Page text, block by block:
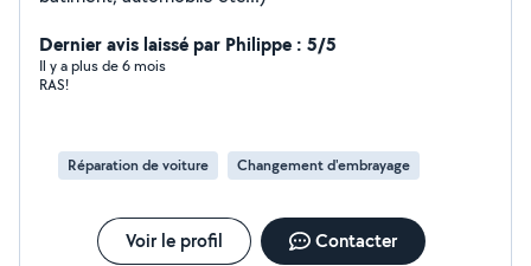
Dernier avis laissé par Philippe : 5/5
Il y a plus de 6 mois
RAS!
Réparation de voiture Changement d'embrayage
Voir le profil Contacter